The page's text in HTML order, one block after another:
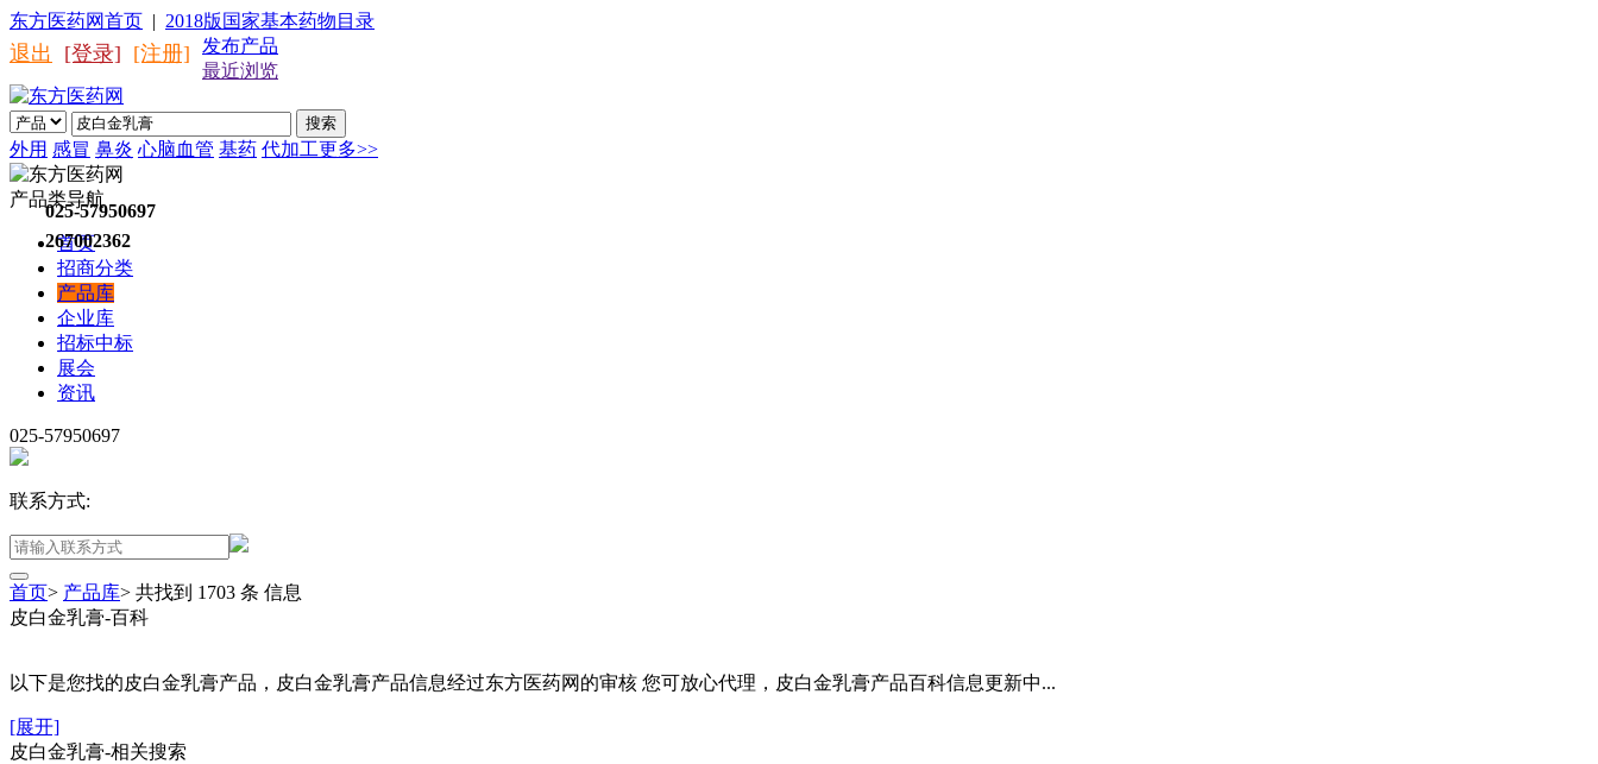
东方医药网首页 | 2018版国家基本药物目录
退出 [登录] [注册]
发布产品
最近浏览
搜索
外用 感冒 鼻炎 心脑血管 基药 代加工更多>>
025-57950697
267002362
产品类导航
首页
招商分类
产品库
企业库
招标中标
展会
资讯
025-57950697
联系方式:
首页> 产品库> 共找到 1703 条 信息
皮白金乳膏-百科
以下是您找的皮白金乳膏产品，皮白金乳膏产品信息经过东方医药网的审核 您可放心代理，皮白金乳膏产品百科信息更新中...
[展开]
皮白金乳膏-相关搜索